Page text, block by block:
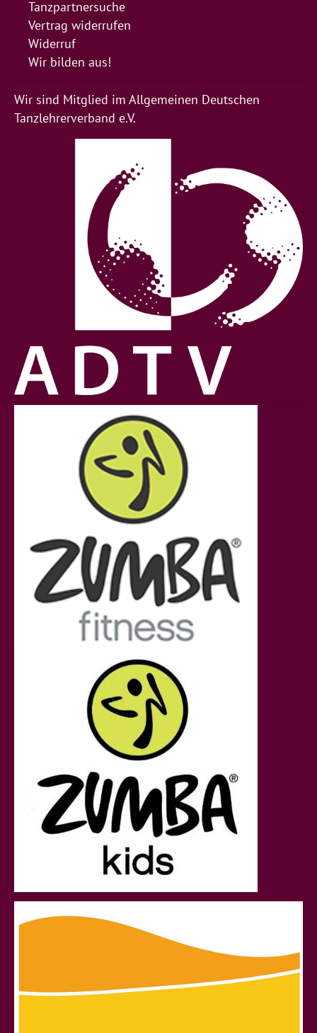
Tanzpartnersuche
Vertrag widerrufen
Widerruf
Wir bilden aus!
Wir sind Mitglied im Allgemeinen Deutschen
Tanzlehrerverband e.V.